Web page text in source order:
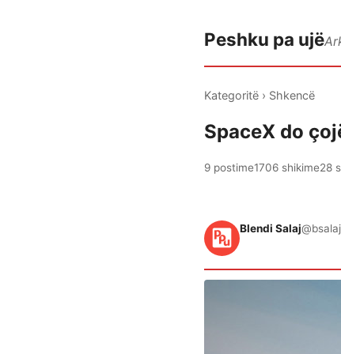
Peshku pa ujë
Kategoritë › Shkencë
SpaceX do
9 postime1706 shikime28
Blendi Salaj@bsalaj